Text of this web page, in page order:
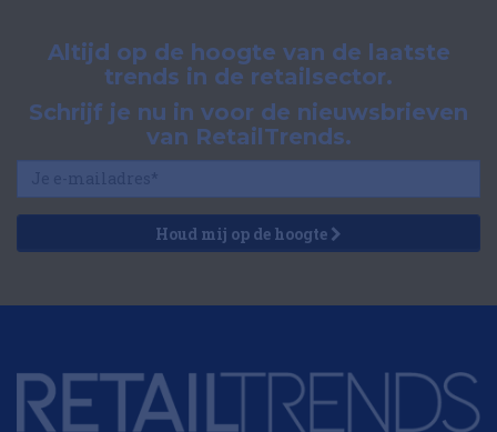
Altijd op de hoogte van de laatste
trends in de retailsector.
Schrijf je nu in voor de nieuwsbrieven
van RetailTrends.
Houd mij op de hoogte